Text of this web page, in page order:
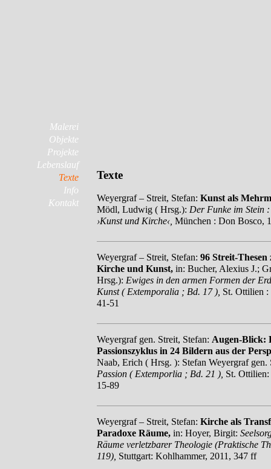
Malerei
Objekte
Projekte
Lebenslauf
Texte
Info
Kontakt
Texte
Weyergraf – Streit, Stefan: Kunst als
Mödl, Ludwig ( Hrsg.): Der Funke im Stein
›Kunst und Kirche‹, München : Don Bosco,
Weyergraf – Streit, Stefan: 96 Streit-
Kirche und Kunst, in: Bucher, Alexius J.;
Hrsg.): Ewiges in den armen Formen der
Kunst ( Extemporalia ; Bd. 17 ), St. Ottilien :
41-51
Weyergraf gen. Streit, Stefan: Augen-Blick:
Passionszyklus in 24 Bildern aus der
Naab, Erich ( Hrsg. ): Stefan Weyergraf
Passion ( Extemporlia ; Bd. 21 ), St. Ottilien:
15-89
Weyergraf – Streit, Stefan: Kirche als
Paradoxe Räume, in: Hoyer, Birgit:
Räume verletzbarer Theologie (Praktische
119), Stuttgart: Kohlhammer, 2011, 347 ff